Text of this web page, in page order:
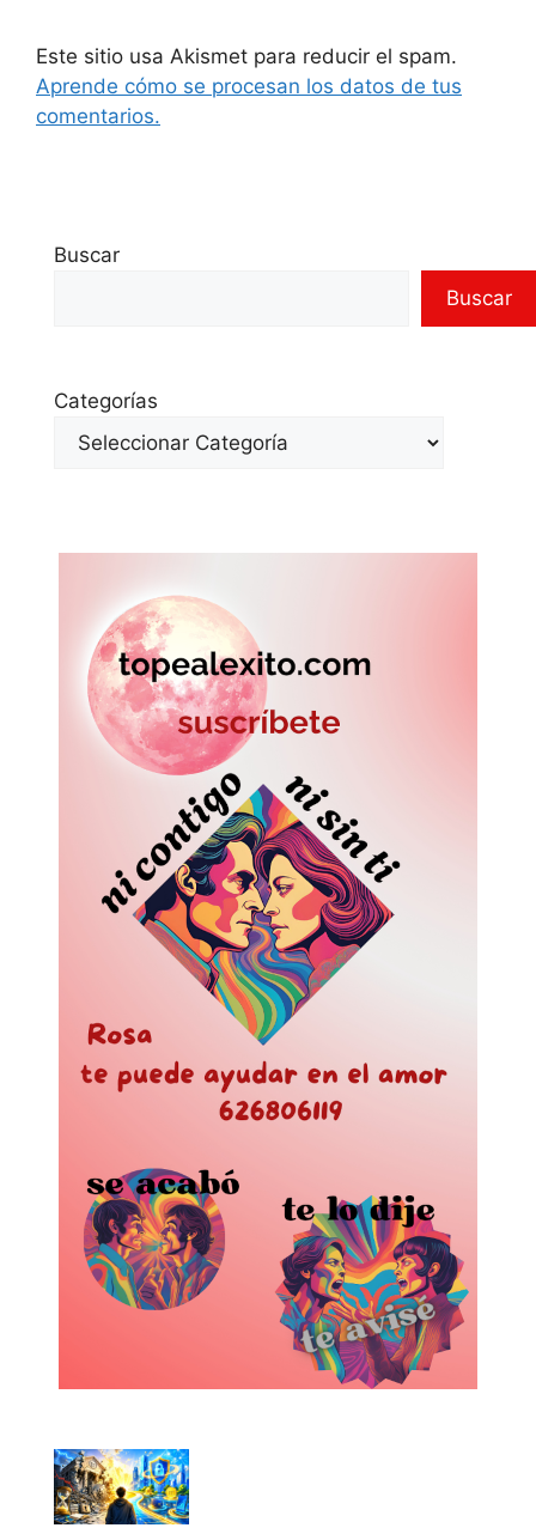
Este sitio usa Akismet para reducir el spam.
Aprende cómo se procesan los datos de tus
comentarios.
Buscar
Buscar
Categorías